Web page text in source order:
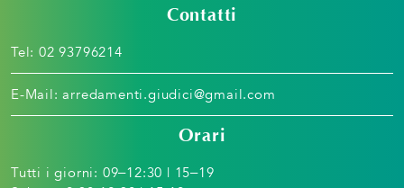
Contatti
Tel: 02 93796214
E-Mail: arredamenti.giudici@gmail.com
Orari
Tutti i giorni: 09–12:30 | 15–19